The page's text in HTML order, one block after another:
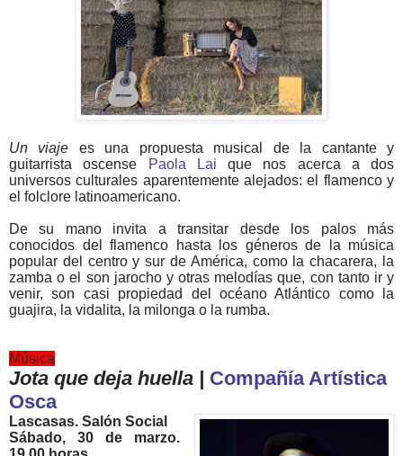
Un viaje es una propuesta musical de la cantante y
guitarrista oscense
Paola Lai que nos acerca a dos
universos culturales aparentemente alejados: el flamenco y
el folclore latinoamericano.
De su mano invita a transitar desde los palos más
conocidos del flamenco hasta los géneros de la música
popular del centro y sur de América, como la chacarera, la
zamba o el son jarocho y otras melodías que, con tanto ir y
venir, son casi propiedad del océano Atlántico como la
guajira, la vidalita, la milonga o la rumba.
Música
Jota que deja huella | Compañía Artística
Osca
Lascasas. Salón Social
Sábado, 30 de marzo.